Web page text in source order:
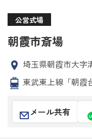
公営式場
朝霞市斎場
埼玉県朝霞市大字
東武東上線「朝霞
メール共有